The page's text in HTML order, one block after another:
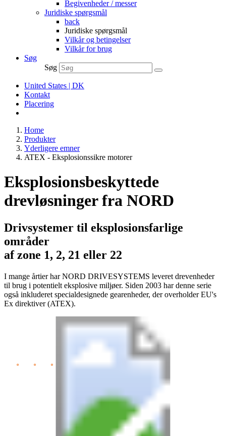
Begivenheder / messer
Juridiske spørgsmål
back
Juridiske spørgsmål
Vilkår og betingelser
Vilkår for brug
Søg
Søg
United States | DK
Kontakt
Placering
Home
Produkter
Yderligere emner
ATEX - Eksplosionssikre motorer
Eksplosionsbeskyttede
drevløsninger fra NORD
Drivsystemer til eksplosionsfarlige
områder
af zone 1, 2, 21 eller 22
I mange årtier har NORD DRIVESYSTEMS leveret drevenheder
til brug i potentielt eksplosive miljøer. Siden 2003 har denne serie
også inkluderet specialdesignede gearenheder, der overholder EU's
Ex direktiver (ATEX).